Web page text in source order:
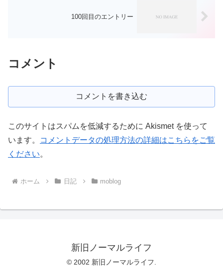
100回目のエントリー
コメント
コメントを書き込む
このサイトはスパムを低減するために Akismet を使って
います。
コメントデータの処理方法の詳細はこちらをご覧
ください。
ホーム 日記 moblog
新旧ノーマルライフ
© 2002 新旧ノーマルライフ.